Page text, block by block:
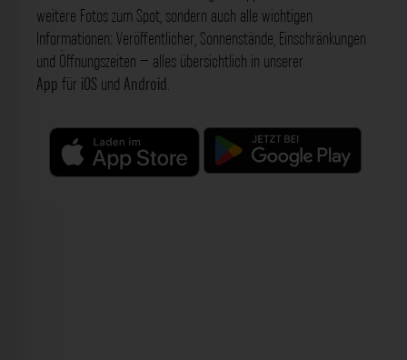
weitere Fotos zum Spot, sondern auch alle wichtigen
Informationen: Veröffentlicher, Sonnenstände, Einschränkungen
und Öffnungszeiten – alles übersichtlich in unserer
App für iOS und Android.